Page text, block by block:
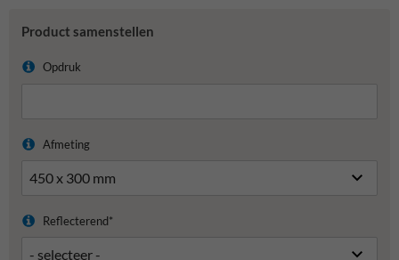
Product samenstellen
Opdruk
Afmeting
Reflecterend*